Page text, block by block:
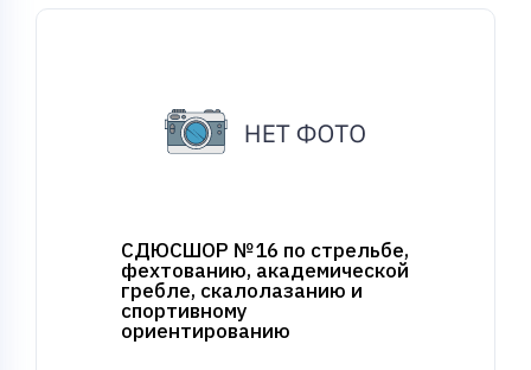
СДЮСШОР №16 по стрельбе,
фехтованию, академической
гребле, скалолазанию и
спортивному
ориентированию